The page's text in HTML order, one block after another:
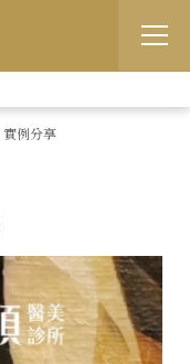
實例分享